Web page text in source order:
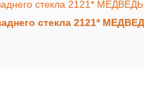
стекла 2121*